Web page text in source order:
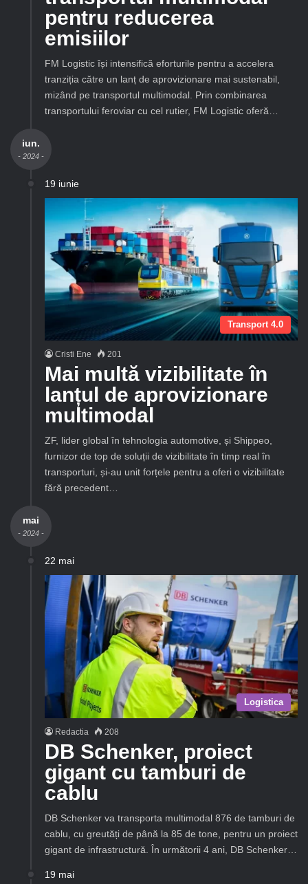
pentru reducerea
emisiilor
FM Logistic își intensifică eforturile pentru a accelera
tranziția către un lanț de aprovizionare mai sustenabil,
mizând pe transportul multimodal. Prin combinarea
transportului feroviar cu cel rutier, FM Logistic oferă…
iun.
- 2024 -
19 iunie
Transport 4.0
Cristi Ene 201
Mai multă vizibilitate în
lanțul de aprovizionare
multimodal
ZF, lider global în tehnologia automotive, și Shippeo,
furnizor de top de soluții de vizibilitate în timp real în
transporturi, și-au unit forțele pentru a oferi o vizibilitate
fără precedent…
mai
- 2024 -
22 mai
Logistica
Redactia 208
DB Schenker, proiect
gigant cu tamburi de
cablu
DB Schenker va transporta multimodal 876 de tamburi de
cablu, cu greutăți de până la 85 de tone, pentru un proiect
gigant de infrastructură. În următorii 4 ani, DB Schenker…
19 mai